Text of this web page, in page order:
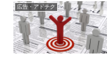
広告・アドテク